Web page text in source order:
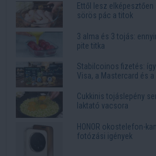
Ettől lesz
sörös pác a titok
3 alma és 3 tojás:
pite titka
Stabilcoinos fizetés:
Visa, a Mastercard és
Cukkinis tojáslepény
laktató vacsora
HONOR okostelefon-
fotózási igények